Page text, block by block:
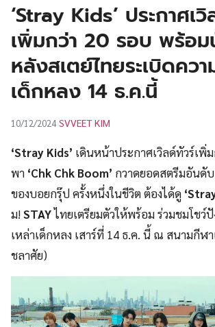
‘Stray Kids’ ประกาศเ
เพิ่มกว่า 20 รอบ พร้อ
หลังสเตย์ไทยระเบิดคว
เด็กหลง 14 ธ.ค.นี้
10/12/2024 SVVEET KIM
‘Stray Kids’ เดินหน้าประกาศเวิลด์ทัวร์เพิ่
พา ‘Chk Chk Boom’ กวาดยอดสตรีมอันดับ
ของบอยกรุ๊ป ครั้งหนึ่งในชีวิต ต้องได้ดู
ม!STAYไทยเตรียมตัวให้พร้อม ร่วมชมโชว์
เหล่าเด็กหลง เสาร์ที่ 14 ธ.ค. นี้ ณ สนามกีฬ
ชลาศัย)